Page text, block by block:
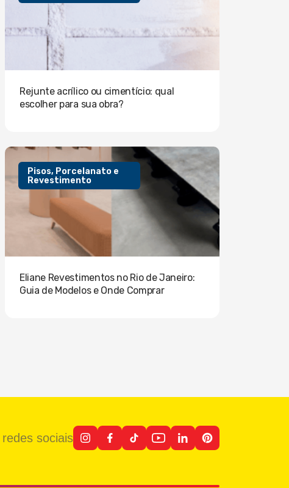
Rejunte acrílico ou cimentício: qual
escolher para sua obra?
Pisos, Porcelanato e
Revestimento
Eliane Revestimentos no Rio de Janeiro:
Guia de Modelos e Onde Comprar
sociais